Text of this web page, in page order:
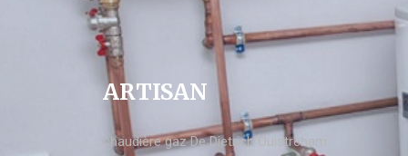
ARTISAN
chaudière gaz De Dietrich Ouistreham